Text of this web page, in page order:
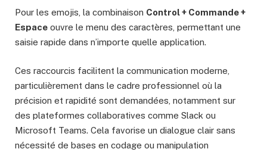
Pour les emojis, la combinaison Control + Commande +
Espace ouvre le menu des caractères, permettant une
saisie rapide dans n’importe quelle application.
Ces raccourcis facilitent la communication moderne,
particulièrement dans le cadre professionnel où la
précision et rapidité sont demandées, notamment sur
des plateformes collaboratives comme Slack ou
Microsoft Teams. Cela favorise un dialogue clair sans
nécessité de bases en codage ou manipulation